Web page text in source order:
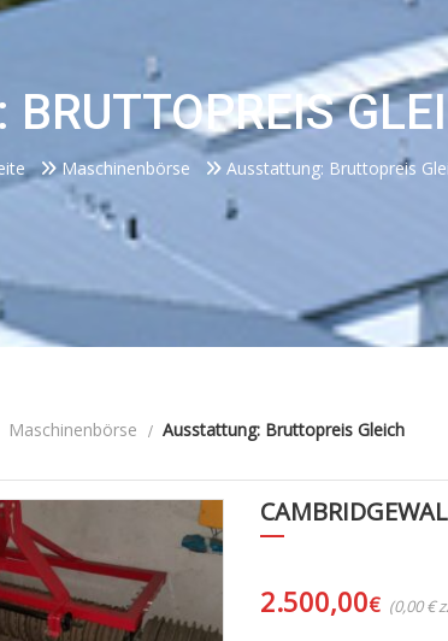
Maschinenbörse Ausstattung: Bruttopreis
Maschinenbörse
Ausstattung: Bruttopreis Gleich
2.500,00€ (0,00 €